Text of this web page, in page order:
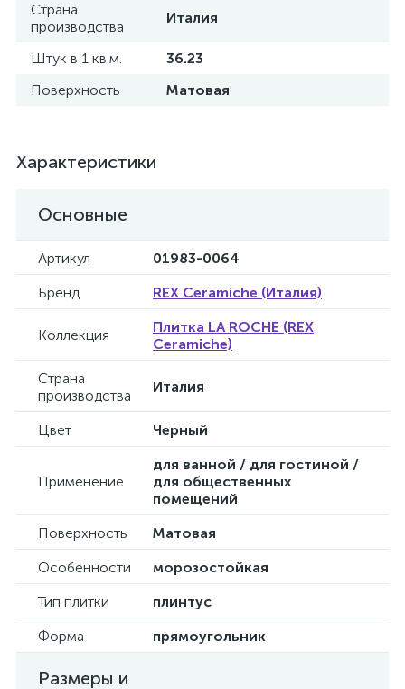
Страна
производства
Италия
Штук в 1 кв.м.
36.23
Поверхность
Матовая
Характеристики
Основные
Артикул
01983-0064
Бренд
REX Ceramiche (Италия)
Коллекция
Плитка LA ROCHE (REX
Ceramiche)
Страна
производства
Италия
Цвет Черный
Применение
для ванной / для гостиной /
для общественных
помещений
Поверхность
Матовая
Особенности
морозостойкая
Тип плитки
плинтус
Форма
прямоугольник
Размеры и